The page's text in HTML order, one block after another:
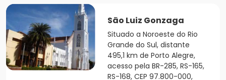
São Luiz Gonzaga
Situado a Noroeste do Rio
Grande do Sul, distante
495,1 km de Porto Alegre,
acesso pela BR-285, RS-165,
RS-168, CEP 97.800-000,